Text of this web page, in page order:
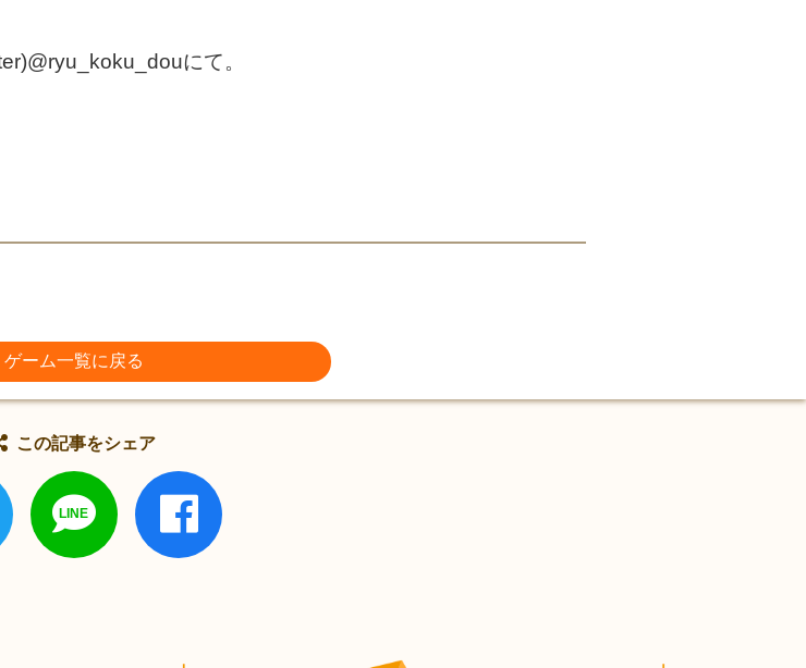
にて。
ゲーム一覧に戻る
この記事をシェア